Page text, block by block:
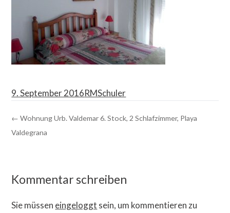
9. September 2016RMSchuler
← Wohnung Urb. Valdemar 6. Stock, 2 Schlafzimmer, Playa
Valdegrana
Kommentar schreiben
Sie müssen eingeloggt sein, um kommentieren zu